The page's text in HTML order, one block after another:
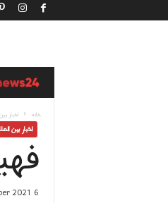
خانه اخبار
اخبار بین
6 September 2021